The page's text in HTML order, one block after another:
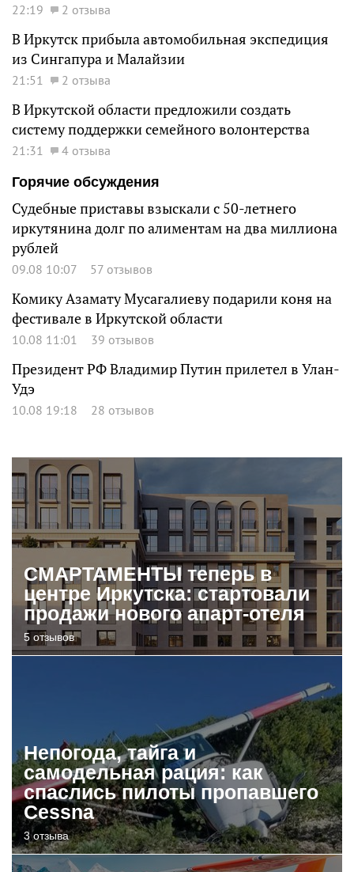
22:19 2 отзыва
В Иркутск прибыла автомобильная экспедиция
из Сингапура и Малайзии
21:51 2 отзыва
В Иркутской области предложили создать
систему поддержки семейного волонтерства
21:31
4 отзыва
Горячие обсуждения
Судебные приставы взыскали с 50-летнего
иркутянина долг по алиментам на два миллиона
рублей
09.08 10:07 57 отзывов
Комику Азамату Мусагалиеву подарили коня на
фестивале в Иркутской области
10.08 11:01 39 отзывов
Президент РФ Владимир Путин прилетел в Улан-
Удэ
10.08 19:18 28 отзывов
СМАРТАМЕНТЫ теперь в
центре Иркутска: стартовали
продажи нового апарт-отеля
5 отзывов
Непогода, тайга и
самодельная рация: как
спаслись пилоты пропавшего
Cessna
3 отзыва